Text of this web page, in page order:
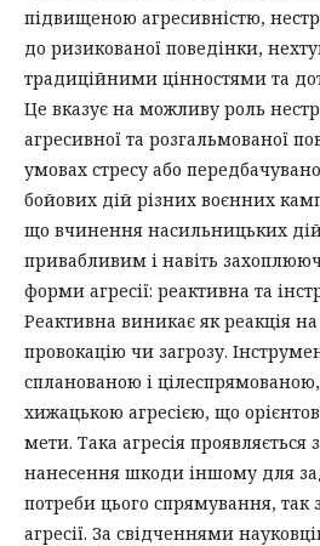
підвищеною агресивністю,
до ризикованої поведінки,
традиційними цінностями та
Це вказує на можливу роль
агресивної та розгальмованої
умовах стресу або
бойових дій різних воєнних
що вчинення насильницьких
привабливим і навіть
форми агресії: реактивна та
Реактивна виникає як реакція
провокацію чи загрозу.
спланованою і
хижацькою агресією, що
мети. Така агресія проявляється
нанесення шкоди іншому для
потреби цього спрямування, так
агресії. За свідченнями